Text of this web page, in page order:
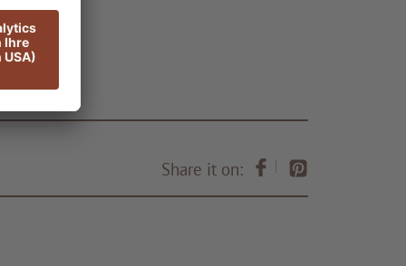
Share it on: